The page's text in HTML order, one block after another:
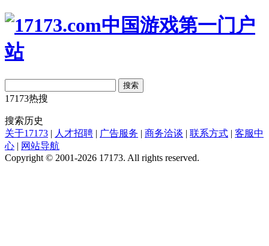
搜索
17173热搜
搜索历史
关于17173 | 人才招聘 | 广告服务 | 商务洽谈 | 联系方式 | 客服中
心 | 网站导航
Copyright © 2001-2026 17173. All rights reserved.